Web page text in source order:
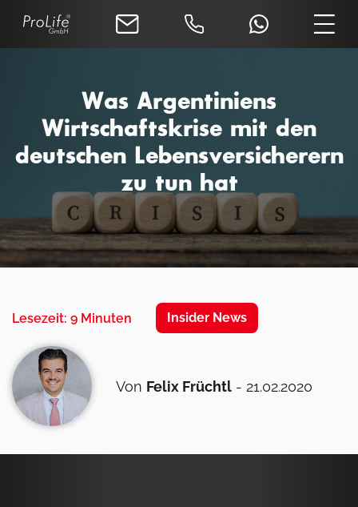
Was Argentiniens
Wirtschaftskrise mit den
deutschen Lebensversicherern
zu tun hat
Lesezeit: 9 Minuten Insider News
Von Felix Früchtl - 21.02.2020